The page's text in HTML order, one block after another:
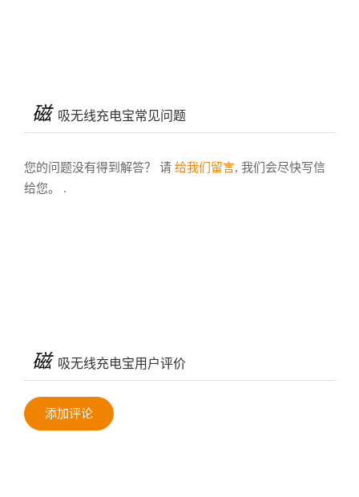
磁 吸无线充电宝常见问题
您的问题没有得到解答？ 请 给我们留言, 我们会尽快写信
给您。 .
磁 吸无线充电宝用户评价
添加评论